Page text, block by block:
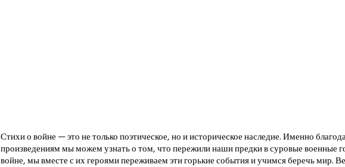
Стихи о войне — это не только поэтическое, но и историческое наследие. Именно
произведениям мы можем узнать о том, что пережили наши предки в суровые военные
войне, мы вместе с их героями переживаем эти горькие события и учимся беречь мир.